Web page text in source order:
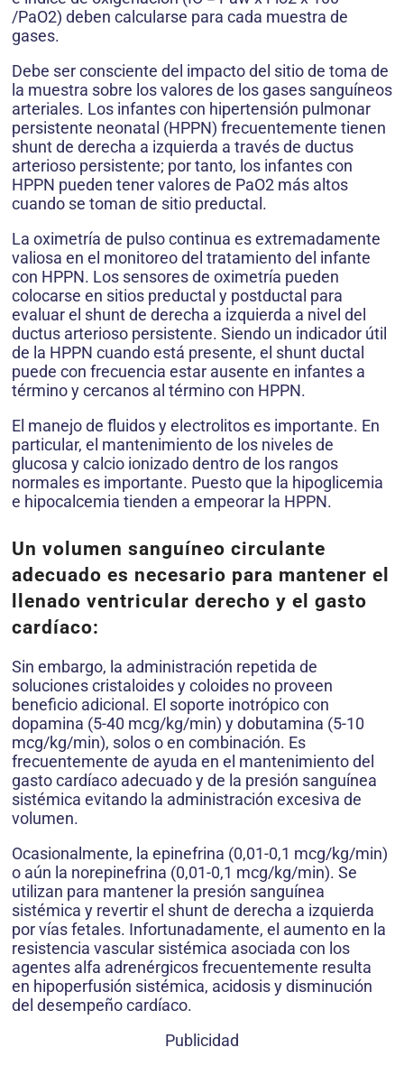
/PaO2) deben calcularse para cada muestra de
gases.
Debe ser consciente del impacto del sitio de toma de
la muestra sobre los valores de los gases sanguíneos
arteriales. Los infantes con hipertensión pulmonar
persistente neonatal (HPPN) frecuentemente tienen
shunt de derecha a izquierda a través de ductus
arterioso persistente; por tanto, los infantes con
HPPN pueden tener valores de PaO2 más altos
cuando se toman de sitio preductal.
La oximetría de pulso continua es extremadamente
valiosa en el monitoreo del tratamiento del infante
con HPPN. Los sensores de oximetría pueden
colocarse en sitios preductal y postductal para
evaluar el shunt de derecha a izquierda a nivel del
ductus arterioso persistente. Siendo un indicador útil
de la HPPN cuando está presente, el shunt ductal
puede con frecuencia estar ausente en infantes a
término y cercanos al término con HPPN.
El manejo de fluidos y electrolitos es importante. En
particular, el mantenimiento de los niveles de
glucosa y calcio ionizado dentro de los rangos
normales es importante. Puesto que la hipoglicemia
e hipocalcemia tienden a empeorar la HPPN.
Un volumen sanguíneo circulante
adecuado es necesario para mantener el
llenado ventricular derecho y el gasto
cardíaco:
Sin embargo, la administración repetida de
soluciones cristaloides y coloides no proveen
beneficio adicional. El soporte inotrópico con
dopamina (5-40 mcg/kg/min) y dobutamina (5-10
mcg/kg/min), solos o en combinación. Es
frecuentemente de ayuda en el mantenimiento del
gasto cardíaco adecuado y de la presión sanguínea
sistémica evitando la administración excesiva de
volumen.
Ocasionalmente, la epinefrina (0,01-0,1 mcg/kg/min)
o aún la norepinefrina (0,01-0,1 mcg/kg/min). Se
utilizan para mantener la presión sanguínea
sistémica y revertir el shunt de derecha a izquierda
por vías fetales. Infortunadamente, el aumento en la
resistencia vascular sistémica asociada con los
agentes alfa adrenérgicos frecuentemente resulta
en hipoperfusión sistémica, acidosis y disminución
del desempeño cardíaco.
Publicidad